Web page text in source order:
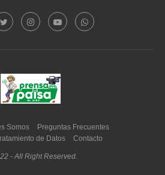
Somos
Preguntas Frecuentes
de Datos
Contacto
- All Right Reserved.